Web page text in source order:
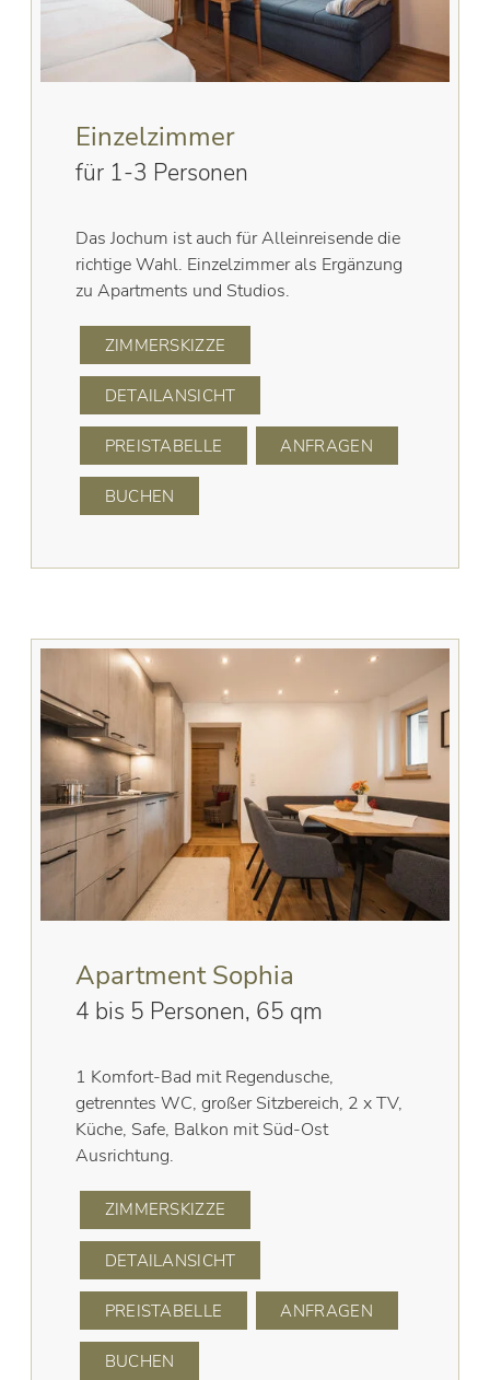
Einzelzimmer
für 1-3 Personen
Das Jochum ist auch für Alleinreisende die
richtige Wahl. Einzelzimmer als Ergänzung
zu Apartments und Studios.
ZIMMERSKIZZE
DETAILANSICHT
PREISTABELLE ANFRAGEN
BUCHEN
Apartment Sophia
4 bis 5 Personen, 65 qm
1 Komfort-Bad mit Regendusche,
getrenntes WC, großer Sitzbereich, 2 x TV,
Küche, Safe, Balkon mit Süd-Ost
Ausrichtung.
ZIMMERSKIZZE
DETAILANSICHT
PREISTABELLE ANFRAGEN
BUCHEN